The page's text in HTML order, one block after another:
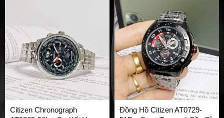
Citizen Chronograph
Đồng Hồ Citizen AT0729-